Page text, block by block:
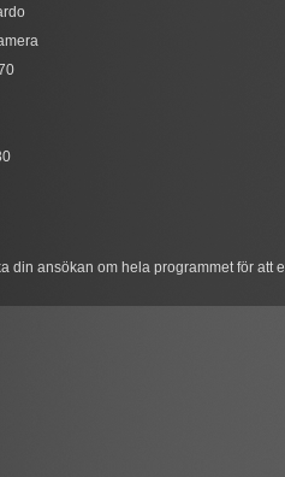
din ansökan om hela programmet för att